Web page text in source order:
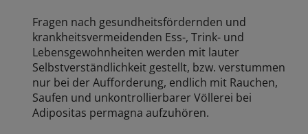
Fragen nach gesundheitsfördernden und
krankheitsvermeidenden Ess-, Trink- und
Lebensgewohnheiten werden mit lauter
Selbstverständlichkeit gestellt, bzw. verstummen
nur bei der Aufforderung, endlich mit Rauchen,
Saufen und unkontrollierbarer Völlerei bei
Adipositas permagna aufzuhören.